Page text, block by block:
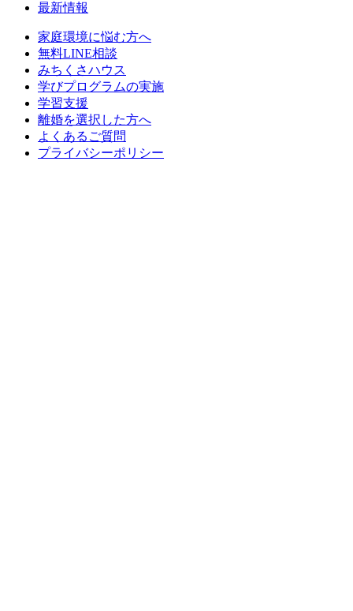
最新情報
家庭環境に悩む方へ
無料LINE相談
みちくさハウス
学びプログラムの実施
学習支援
離婚を選択した方へ
よくあるご質問
プライバシーポリシー